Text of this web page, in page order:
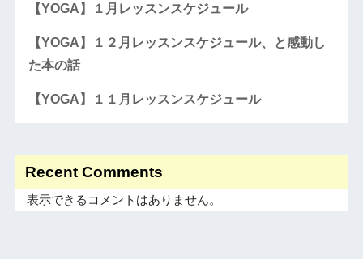
【YOGA】１月レッスンスケジュール
【YOGA】１２月レッスンスケジュール、と感動し
た本の話
【YOGA】１１月レッスンスケジュール
Recent Comments
表示できるコメントはありません。